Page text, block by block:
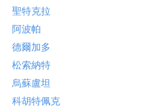
聖特克拉
阿波帕
德爾加多
松索納特
烏蘇盧坦
科胡特佩克